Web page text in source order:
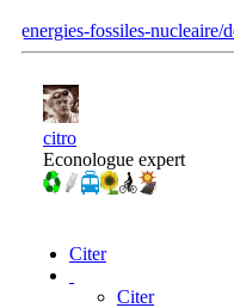
energies-fossiles-
citro
Econologue expert
Citer
Citer